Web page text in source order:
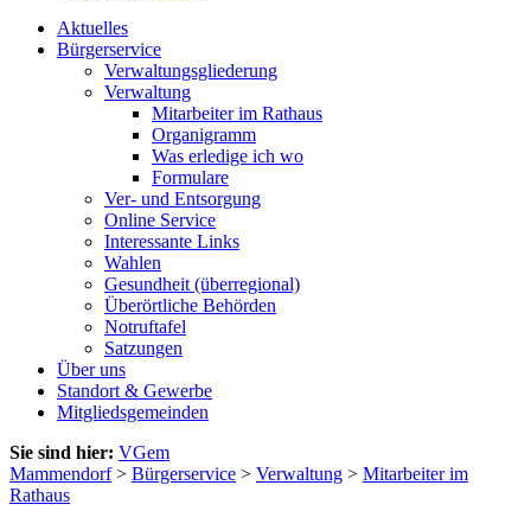
Aktuelles
Bürgerservice
Verwaltungsgliederung
Verwaltung
Mitarbeiter im Rathaus
Organigramm
Was erledige ich wo
Formulare
Ver- und Entsorgung
Online Service
Interessante Links
Wahlen
Gesundheit (überregional)
Überörtliche Behörden
Notruftafel
Satzungen
Über uns
Standort & Gewerbe
Mitgliedsgemeinden
Sie sind hier: VGem
Mammendorf> Bürgerservice > Verwaltung > Mitarbeiter im
Rathaus